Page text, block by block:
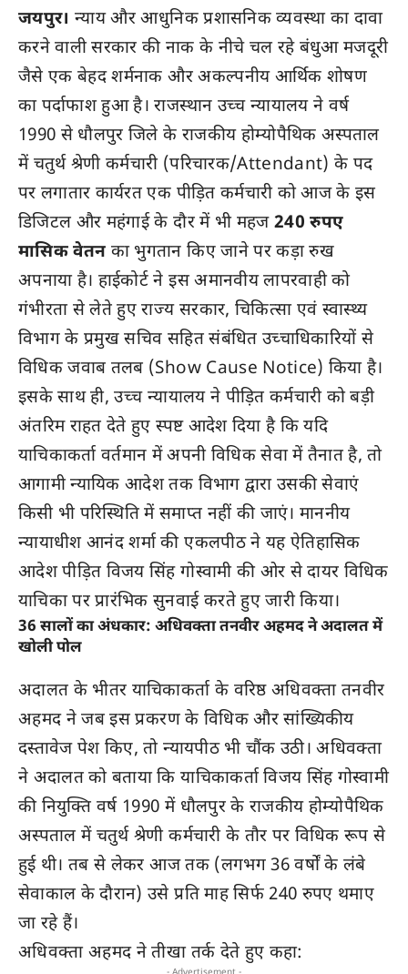
जयपुर। न्याय और आधुनिक प्रशासनिक व्यवस्था का दावा
करने वाली सरकार की नाक के नीचे चल रहे बंधुआ मजदूरी
जैसे एक बेहद शर्मनाक और अकल्पनीय आर्थिक शोषण
का पर्दाफाश हुआ है। राजस्थान उच्च न्यायालय ने वर्ष
1990 से धौलपुर जिले के राजकीय होम्योपैथिक अस्पताल
में चतुर्थ श्रेणी कर्मचारी (परिचारक/Attendant) के पद
पर लगातार कार्यरत एक पीड़ित कर्मचारी को आज के इस
डिजिटल और महंगाई के दौर में भी महज 240 रुपए
मासिक वेतन का भुगतान किए जाने पर कड़ा रुख
अपनाया है। हाईकोर्ट ने इस अमानवीय लापरवाही को
गंभीरता से लेते हुए राज्य सरकार, चिकित्सा एवं स्वास्थ्य
विभाग के प्रमुख सचिव सहित संबंधित उच्चाधिकारियों से
विधिक जवाब तलब (Show Cause Notice) किया है।
इसके साथ ही, उच्च न्यायालय ने पीड़ित कर्मचारी को बड़ी
अंतरिम राहत देते हुए स्पष्ट आदेश दिया है कि यदि
याचिकाकर्ता वर्तमान में अपनी विधिक सेवा में तैनात है, तो
आगामी न्यायिक आदेश तक विभाग द्वारा उसकी सेवाएं
किसी भी परिस्थिति में समाप्त नहीं की जाएं। माननीय
न्यायाधीश आनंद शर्मा की एकलपीठ ने यह ऐतिहासिक
आदेश पीड़ित विजय सिंह गोस्वामी की ओर से दायर विधिक
याचिका पर प्रारंभिक सुनवाई करते हुए जारी किया।
36 सालों का अंधकार: अधिवक्ता तनवीर अहमद ने अदालत में
खोली पोल
अदालत के भीतर याचिकाकर्ता के वरिष्ठ अधिवक्ता तनवीर
अहमद ने जब इस प्रकरण के विधिक और सांख्यिकीय
दस्तावेज पेश किए, तो न्यायपीठ भी चौंक उठी। अधिवक्ता
ने अदालत को बताया कि याचिकाकर्ता विजय सिंह गोस्वामी
की नियुक्ति वर्ष 1990 में धौलपुर के राजकीय होम्योपैथिक
अस्पताल में चतुर्थ श्रेणी कर्मचारी के तौर पर विधिक रूप से
हुई थी। तब से लेकर आज तक (लगभग 36 वर्षों के लंबे
सेवाकाल के दौरान) उसे प्रति माह सिर्फ 240 रुपए थमाए
जा रहे हैं।
अधिवक्ता अहमद ने तीखा तर्क देते हुए कहा: